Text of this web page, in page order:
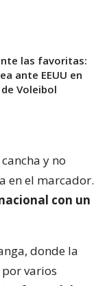
las favoritas:
ante EEUU en
Voleibol
y no
en el marcador.
con un
donde la
varios